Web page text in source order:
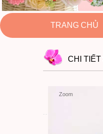
TRANG CHỦ
CHI TIẾT
Zoom